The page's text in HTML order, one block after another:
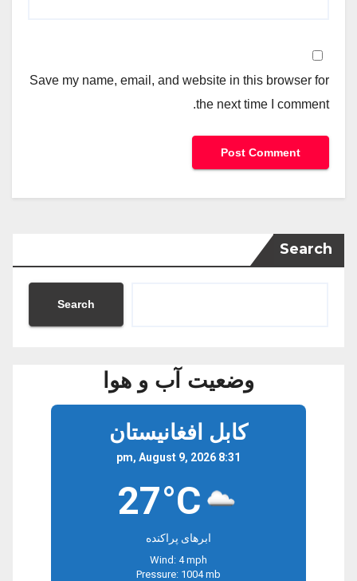
Save my name, email, and website in this browser for
the next time I comment.
Search
Search
وضعیت آب و هوا
کابل افغانیستان
8:31 pm, August 9, 2026
27°C
ابرهای پراکنده
Wind: 4 mph
Pressure: 1004 mb